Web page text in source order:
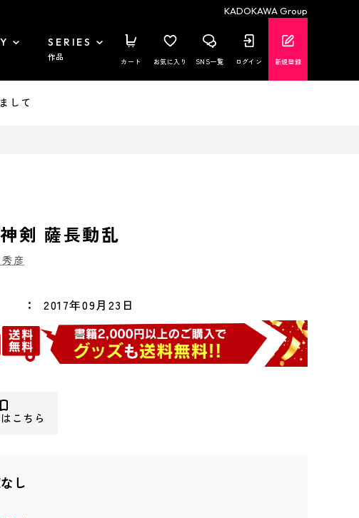
KADOKAWA Group
SERIES
作品 カート お気に入り SNS一覧 ログイン 新規登録
して
剣 薩長動乱
彦
2017年09月23日
こちら
し